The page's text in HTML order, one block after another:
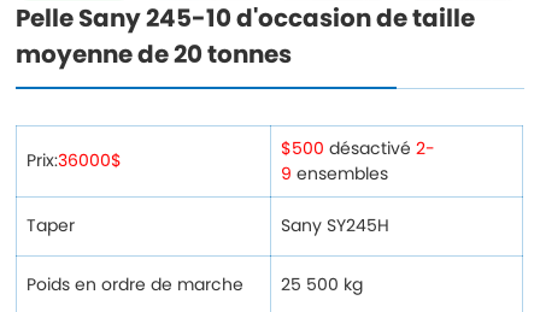
Pelle Sany 245-10 d'occasion de taille
moyenne de 20 tonnes
Prix:36000$ $500 désactivé2-
9ensembles
Taper Sany SY245H
Poids en ordre de marche 25 500 kg